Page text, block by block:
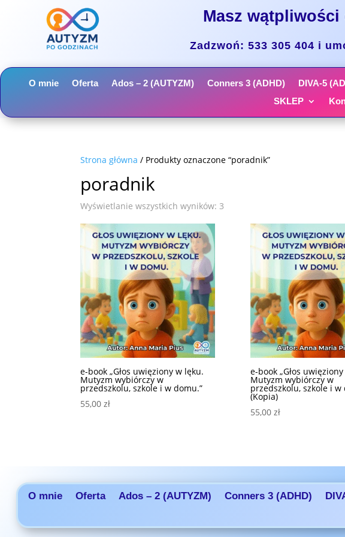
Masz
Zadzwoń: 533 305 404 i
O mnie Oferta Ados – 2 (AUTYZM) Conners 3 (ADHD) DIVA-5
SKLEP
Strona główna / Produkty oznaczone “poradnik”
poradnik
Wyświetlanie wszystkich wyników: 3
e-book „Głos uwięziony w lęku.
Mutyzm wybiórczy w
przedszkolu, szkole i w domu.”
55,00zł
e-book „Głos
Mutyzm wybiórczy w
przedszkolu, szkole i w
(Kopia)
55,00 zł
O mnie Oferta Ados – 2 (AUTYZM) Conners 3 (ADHD)